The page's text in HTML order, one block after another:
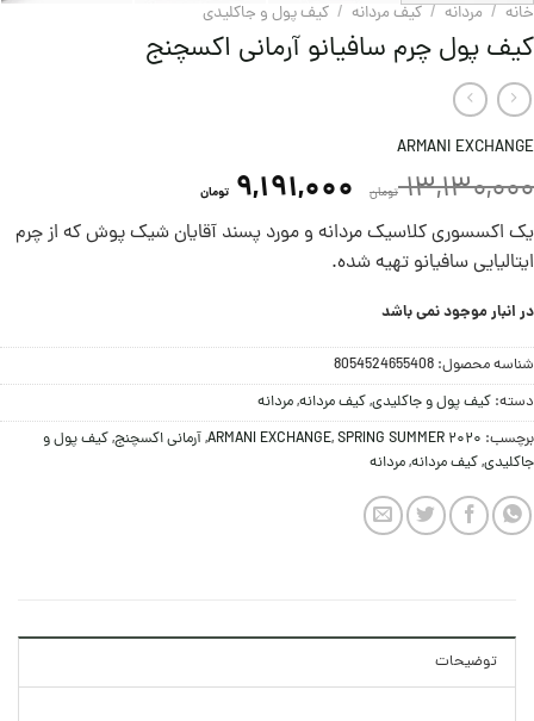
خانه / مردانه / کیف مردانه / کيف پول و جاکلیدی
کیف پول چرم سافیانو آرمانی اکسچنج
ARMANI EXCHANGE
13,130,000 تومان 9,191,000 تومان
یک اکسسوری کلاسیک مردانه و مورد پسند آقایان شیک پوش که از چرم
ایتالیایی سافیانو تهیه شده.
در انبار موجود نمی باشد
شناسه محصول: 8054524655408
دسته: کيف پول و جاکلیدی,کیف مردانه,مردانه
برچسب:
ARMANI EXCHANGE,SPRING SUMMER 2020
,آرمانی اکسچنج,کيف پول و
جاکلیدی,کیف مردانه,مردانه
توضیحات